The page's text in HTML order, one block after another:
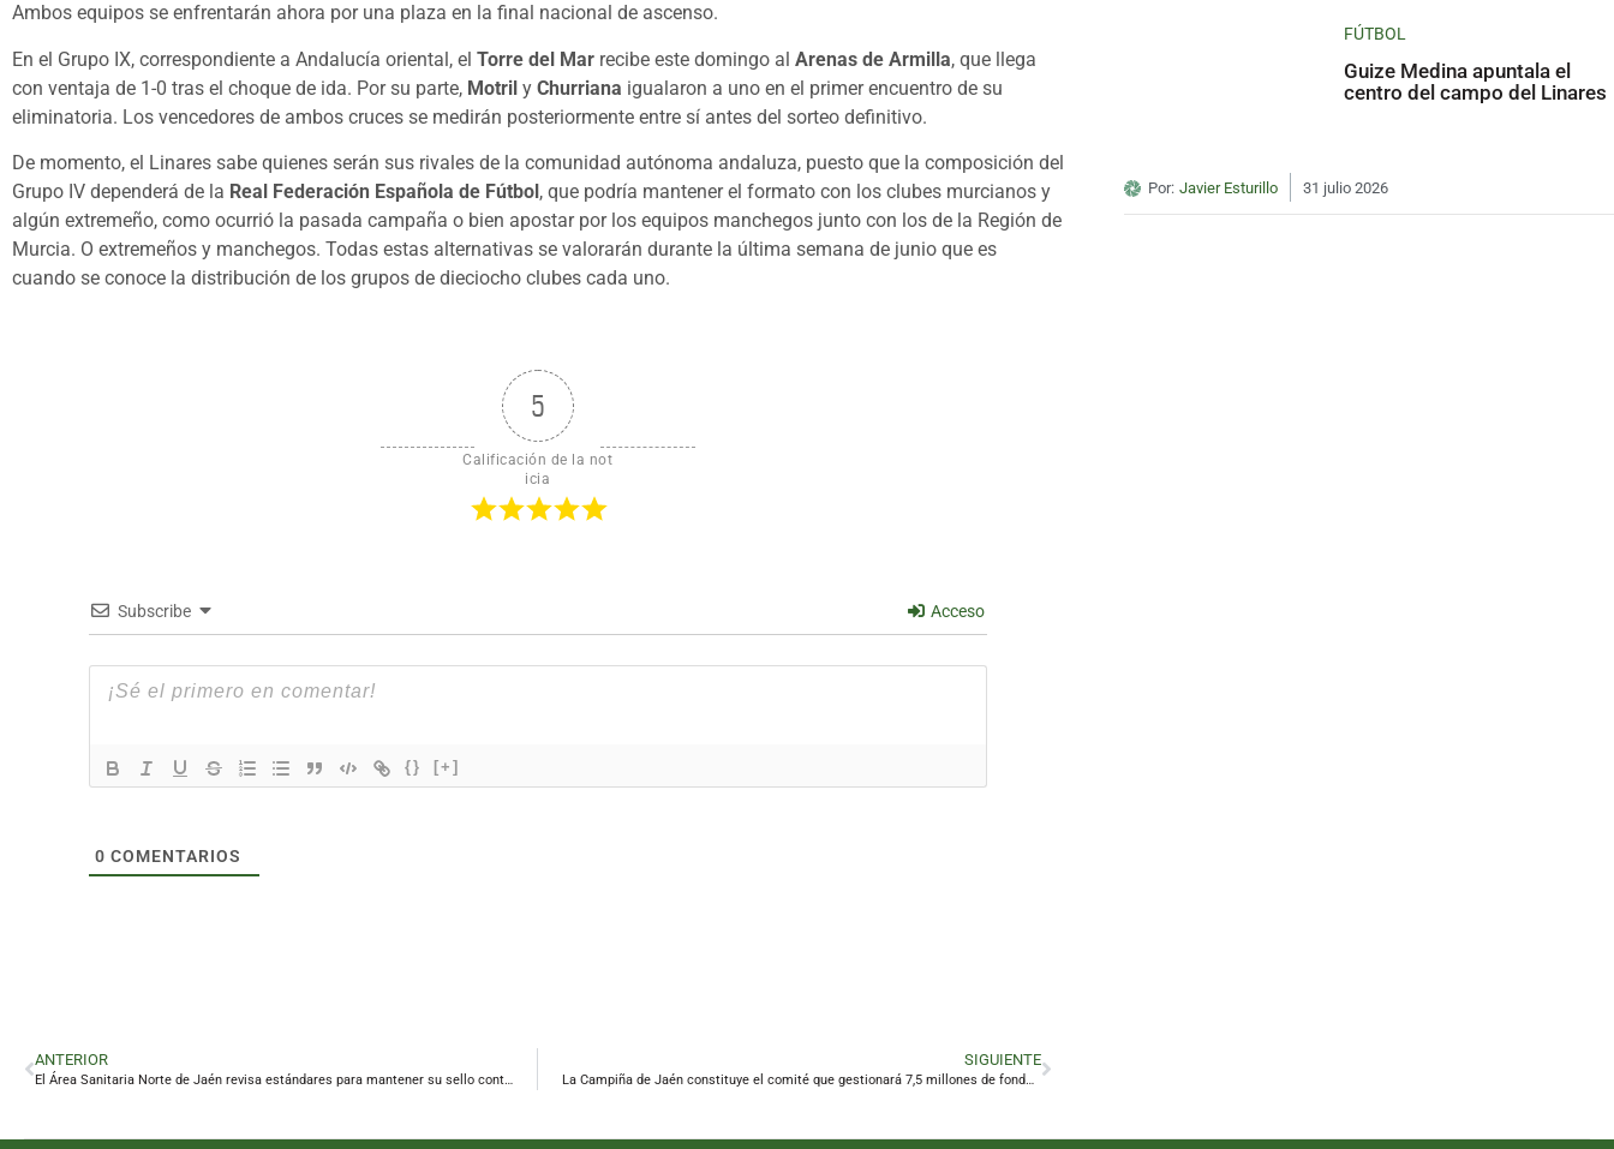
Ambos equipos se enfrentarán ahora por una plaza en la final nacional de ascenso.
En el Grupo IX, correspondiente a Andalucía oriental, el Torre del Mar recibe este domingo al Arenas de Armilla, que llega
con ventaja de 1-0 tras el choque de ida. Por su parte, Motril y Churriana igualaron a uno en el primer encuentro de su
eliminatoria. Los vencedores de ambos cruces se medirán posteriormente entre sí antes del sorteo definitivo.
De momento, el Linares sabe quienes serán sus rivales de la comunidad autónoma andaluza, puesto que la composición del
Grupo IV dependerá de la Real Federación Española de Fútbol, que podría mantener el formato con los clubes murcianos y
algún extremeño, como ocurrió la pasada campaña o bien apostar por los equipos manchegos junto con los de la Región de
Murcia. O extremeños y manchegos. Todas estas alternativas se valorarán durante la última semana de junio que es
cuando se conoce la distribución de los grupos de dieciocho clubes cada uno.
5
Calificación de la not
icia
Subscribe Acceso
{} [+]
0 COMENTARIOS
ANTERIOR
El Área Sanitaria Norte de Jaén revisa estándares para mantener su sello contra la violencia de género
SIGUIENTE
La Campiña de Jaén constituye el comité que gestionará 7,5 millones de fondos europeos
FÚTBOL
Guize Medina apuntala el
centro del campo del Linares
Por: Javier Esturillo 31 julio 2026